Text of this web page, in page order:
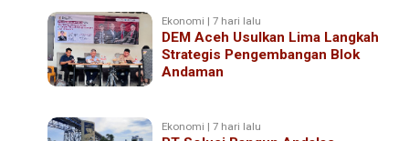
Ekonomi | 7 hari lalu
DEM Aceh Usulkan Lima Langkah
Strategis Pengembangan Blok
Andaman
Ekonomi | 7 hari lalu